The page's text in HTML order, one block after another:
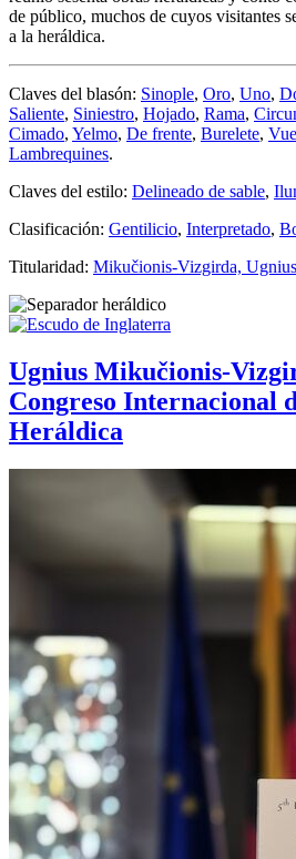
de público, muchos de cuyos visitantes
a la heráldica.
Claves del blasón: Sinople, Oro, Uno,
Saliente, Siniestro, Hojado, Rama,
Cimado, Yelmo, De frente, Burelete,
Lambrequines.
Claves del estilo: Delineado de sable,
Clasificación: Gentilicio, Interpretado,
Titularidad: Mikučionis-Vizgirda, Ugnius
Ugnius Mikučionis-
Congreso Internacional
Heráldica